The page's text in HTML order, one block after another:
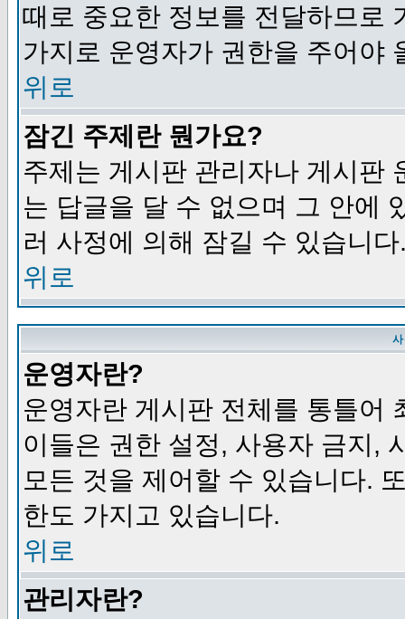
때로 중요한 정보를 전달하므로
가지로 운영자가 권한을 주어야
위로
잠긴 주제란 뭔가요?
주제는 게시판 관리자나 게시판
는 답글을 달 수 없으며 그 안에
러 사정에 의해 잠길 수 있습니다
위로
운영자란?
운영자란 게시판 전체를 통틀어
이들은 권한 설정, 사용자 금지,
모든 것을 제어할 수 있습니다.
한도 가지고 있습니다.
위로
관리자란?